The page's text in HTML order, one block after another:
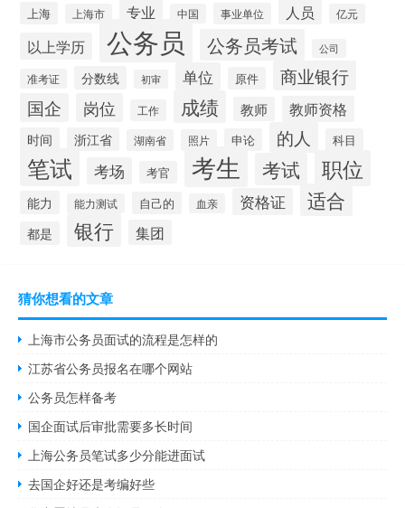
上海 上海市 专业 中国 事业单位 人员 亿元
以上学历 公务员 公务员考试 公司
准考证 分数线 初审 单位 原件 商业银行
国企 岗位 工作 成绩 教师 教师资格
时间 浙江省 湖南省 照片 申论 的人 科目
笔试 考场 考官 考生 考试 职位
能力 能力测试 自己的 血亲 资格证 适合
都是 银行 集团
猜你想看的文章
上海市公务员面试的流程是怎样的
江苏省公务员报名在哪个网站
公务员怎样备考
国企面试后审批需要多长时间
上海公务员笔试多少分能进面试
去国企好还是考编好些